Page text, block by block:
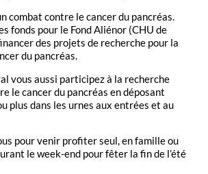
combat contre le cancer du pancréas.
fonds pour le Fond Aliénor (CHU de
des projets de recherche pour la
du pancréas.
vous aussi participez à la recherche
le cancer du pancréas en déposant
plus dans les urnes aux entrées et au
pour venir profiter seul, en famille ou
le week-end pour fêter la fin de l’été